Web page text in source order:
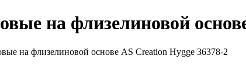
на флизелиновой